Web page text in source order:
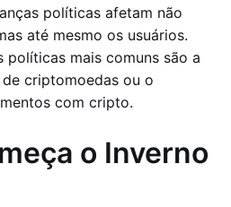
políticas afetam não
até mesmo os usuários.
políticas mais comuns são a
criptomoedas ou o
com cripto.
o Inverno